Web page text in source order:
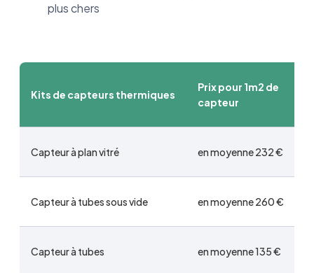
plus chers
Kits de capteurs thermiques
Prix pour 1m2 de
capteur
Capteur à plan vitré en moyenne 232 €
Capteur à tubes sous vide en moyenne 260 €
Capteur à tubes en moyenne 135 €